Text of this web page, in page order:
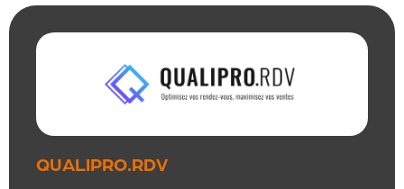
QUALIPRO.RDV